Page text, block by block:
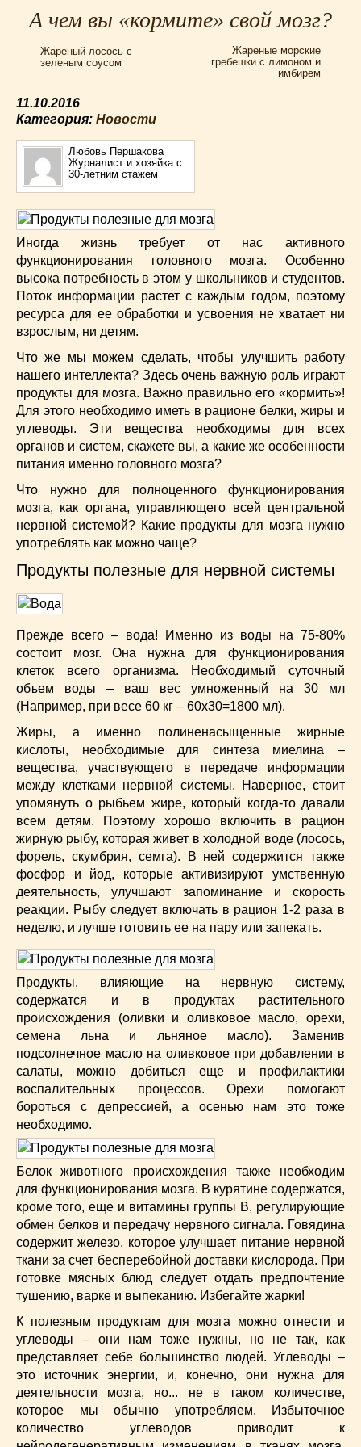
Для мультиварки Филипс
Заготовки на зиму(24)
Испанская кухня
Итальянская кухня(37)
Картошка(32)
Каши(24)
Кексы(43)
Лучшие(9)
Макароны
(18)
Мексиканская кухня(9)
Мясные блюда(119)
(4)
Немецкая кухня(10)
Низкокалорийные(33)
Новогодние(57)
Новости(54)
О жизни(25)
Овощи(98)
Печенье(13)
Пироги
(55)
Польская кухня(21)
Праздничные блюда(63)
Простые
Рыба(45)
Советы
(42)
Соусы(8)
Супы (45)
Торты(52)
Украинская кухня(129)
Фасоль
(20)
Фото еды(10)
Французская кухня
Хлеб(21)
Что приготовить из тыквы(14)
Что приготовить на завтрак?
(68)
Что приготовить на ужин? (254)
Японская кухня
А чем вы «кормите» свой мозг?
Жареный лосось с
зеленым соусом
Жареные морские
гребешки с лимоном и
имбирем
11.10.2016
Категория: Новости
Любовь Першакова
Журналист и хозяйка с
30-летним стажем
Иногда жизнь требует от нас активного
функционирования головного мозга. Особенно
высока потребность в этом у школьников и студентов.
Поток информации растет с каждым годом, поэтому
ресурса для ее обработки и усвоения не хватает ни
взрослым, ни детям.
Что же мы можем сделать, чтобы улучшить работу
нашего интеллекта? Здесь очень важную роль играют
продукты для мозга. Важно правильно его «кормить»!
Для этого необходимо иметь в рационе белки, жиры и
углеводы. Эти вещества необходимы для всех
органов и систем, скажете вы, а какие же особенности
питания именно головного мозга?
Что нужно для полноценного функционирования
мозга, как органа, управляющего всей центральной
нервной системой? Какие продукты для мозга нужно
употреблять как можно чаще?
Продукты полезные для нервной системы
Прежде всего – вода! Именно из воды на 75-80%
состоит мозг. Она нужна для функционирования
клеток всего организма. Необходимый суточный
объем воды – ваш вес умноженный на 30 мл
(Например, при весе 60 кг – 60х30=1800 мл).
Жиры, а именно полиненасыщенные жирные
кислоты, необходимые для синтеза миелина –
вещества, участвующего в передаче информации
между клетками нервной системы. Наверное, стоит
упомянуть о рыбьем жире, который когда-то давали
всем детям. Поэтому хорошо включить в рацион
жирную рыбу, которая живет в холодной воде (лосось,
форель, скумбрия, семга). В ней содержится также
фосфор и йод, которые активизируют умственную
деятельность, улучшают запоминание и скорость
реакции. Рыбу следует включать в рацион 1-2 раза в
неделю, и лучше готовить ее на пару или запекать.
Продукты, влияющие на нервную систему,
содержатся и в продуктах растительного
происхождения (оливки и оливковое масло, орехи,
семена льна и льняное масло). Заменив
подсолнечное масло на оливковое при добавлении в
салаты, можно добиться еще и профилактики
воспалительных процессов. Орехи помогают
бороться с депрессией, а осенью нам это тоже
необходимо.
Белок животного происхождения также необходим
для функционирования мозга. В курятине содержатся,
кроме того, еще и витамины группы В, регулирующие
обмен белков и передачу нервного сигнала. Говядина
содержит железо, которое улучшает питание нервной
ткани за счет бесперебойной доставки кислорода. При
готовке мясных блюд следует отдать предпочтение
тушению, варке и выпеканию. Избегайте жарки!
К полезным продуктам для мозга можно отнести и
углеводы – они нам тоже нужны, но не так, как
представляет себе большинство людей. Углеводы –
это источник энергии, и, конечно, они нужна для
деятельности мозга, но... не в таком количестве,
которое мы обычно употребляем. Избыточное
количество углеводов приводит к